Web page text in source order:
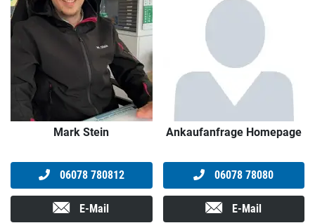
Mark Stein
06078 780812
E-Mail
Ankaufanfrage Homepage
06078 78080
E-Mail